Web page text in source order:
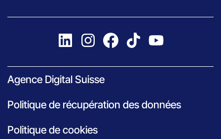
Agence Digital Suisse
Politique de récupération des données
Politique de cookies